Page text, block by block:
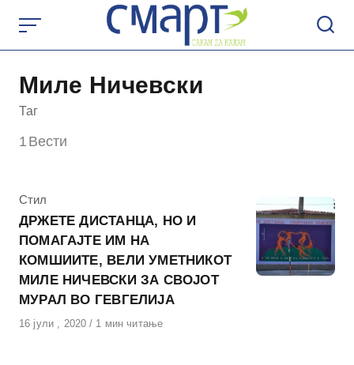
content
Миле Ничевски
Таг
1 Вести
КАтегорија
Стил
ДРЖЕТЕ ДИСТАНЦА, НО И
ПОМАГАЈТЕ ИМ НА
КОМШИИТЕ, ВЕЛИ УМЕТНИКОТ
МИЛЕ НИЧЕВСКИ ЗА СВОЈОТ
МУРАЛ ВО ГЕВГЕЛИЈА
Објавено
16 јули , 2020 1 мин читање